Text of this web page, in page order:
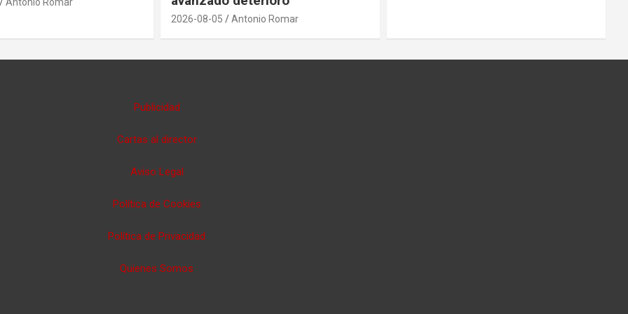
2026-08-05 Antonio Romar
Publicidad
Cartas al director
Aviso Legal
Política de Cookies
Política de Privacidad
Quienes Somos